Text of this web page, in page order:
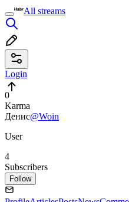
All streams
Login
0
Karma
Денис@Woin
User
4
Subscribers
Follow